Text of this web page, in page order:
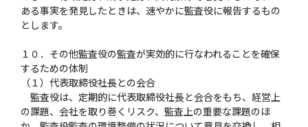
ある事実を発見したときは、速やかに監査役に報告するもの
とします。
１０．その他監査役の監査が実効的に行なわれることを確保
するための体制
（１）代表取締役社長との会合
監査役は、定期的に代表取締役社長と会合をもち、経営上
の課題、会社を取り巻くリスク、監査上の重要な課題のほ